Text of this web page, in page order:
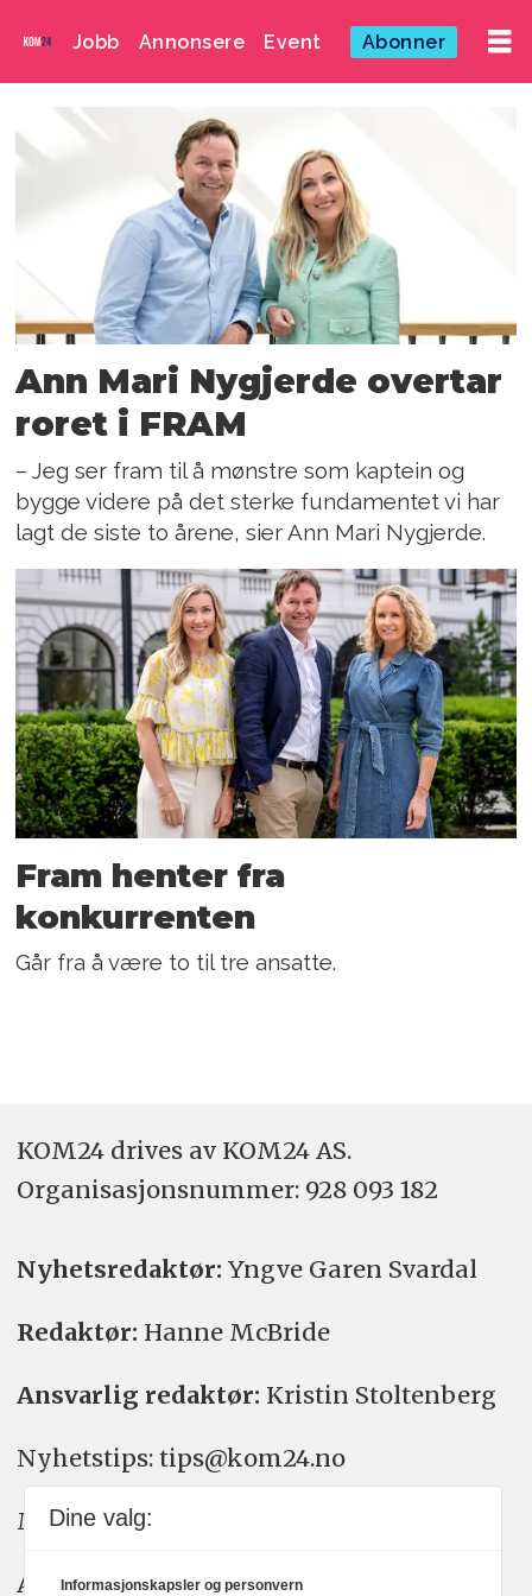
Jobb Annonsere Event Abonner
Emne:
fram
Ann Mari Nygjerde overtar
roret i FRAM
– Jeg ser fram til å mønstre som kaptein og
bygge videre på det sterke fundamentet vi har
lagt de siste to årene, sier Ann Mari Nygjerde.
Fram henter fra
konkurrenten
Går fra å være to til tre ansatte.
KOM24 drives av KOM24 AS.
Organisasjons­nummer: 928 093 182
Nyhetsredaktør: Yngve Garen Svardal
Redaktør: Hanne McBride
Ansvarlig redaktør: Kristin Stoltenberg
Nyhetstips: tips@kom24.no
Meninger: meninger@kom24.no
Annonse: annonse@watchmedia.no
Dine valg:
Informasjonskapsler og personvern